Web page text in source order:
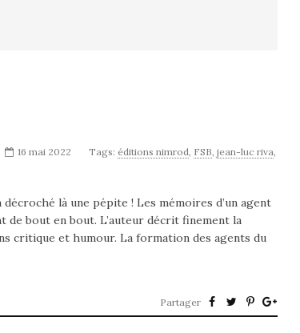
16 mai 2022 Tags: éditions nimrod, FSB, jean-luc riva,
là une pépite ! Les mémoires d’un agent
de bout en bout. L’auteur décrit finement la
critique et humour. La formation des agents du
Partager